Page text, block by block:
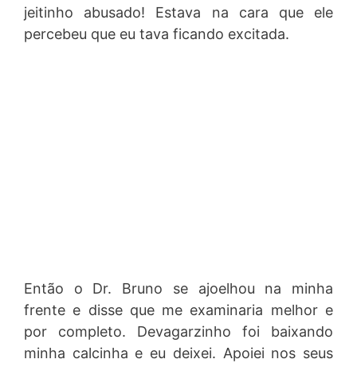
jeitinho abusado! Estava na cara que ele
percebeu que eu tava ficando excitada.
Então o Dr. Bruno se ajoelhou na minha
frente e disse que me examinaria melhor e
por completo. Devagarzinho foi baixando
minha calcinha e eu deixei. Apoiei nos seus